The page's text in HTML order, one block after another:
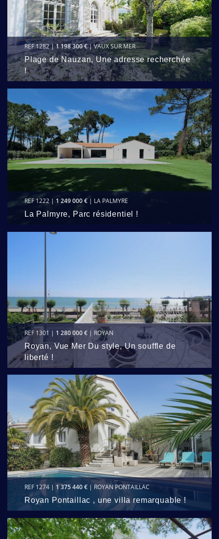
REF 1282 |1 198 300 €| VAUX SUR MER
Plage de Nauzan, Une adresse recherchée
!
REF 1222 | 1 249 000 € | LA PALMYRE
La Palmyre, Parc résidentiel !
REF 1301 | 1 280 000 € | ROYAN
Royan, Vue Mer Du style, Un souffle de
liberté !
REF 1274 | 1 375 440 € | ROYAN PONTAILLAC
Royan Pontaillac , une villa remarquable !